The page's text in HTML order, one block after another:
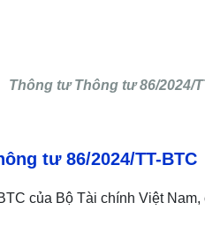
Thông tư Thông tư 86/2024/
tư 86/2024/TT-BTC
của Bộ Tài chính Việt